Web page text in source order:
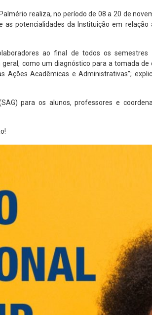
realiza, no período de 08 a 20 de
potencialidades da Instituição em relação
ao final de todos os
como um diagnóstico para a tomada de
Acadêmicas e Administrativas”;
para os alunos, professores e